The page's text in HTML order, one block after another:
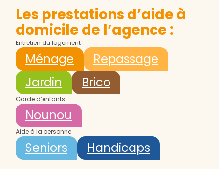
Les prestations d’aide à
domicile de l’agence :
Entretien du logement
Ménage
Repassage
Jardin
Brico
Garde d’enfants
Nounou
Aide à la personne
Seniors Handicaps